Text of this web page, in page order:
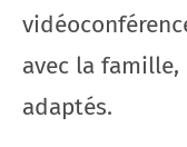
avec la
adaptés.